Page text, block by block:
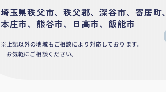
埼玉県秩父市、秩父郡、深谷市、寄居町、
本庄市、熊谷市、日高市、飯能市
上記以外の地域もご相談により対応しております。
お気軽にご相談ください。